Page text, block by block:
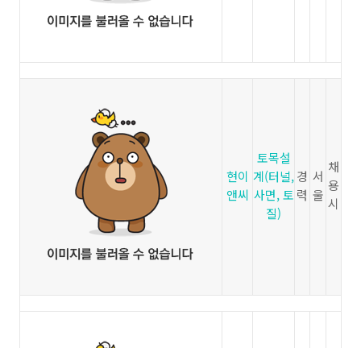
현이
앤씨
토목설
계(터널,
사면, 토
질)
경
력
서
울
채
용
시